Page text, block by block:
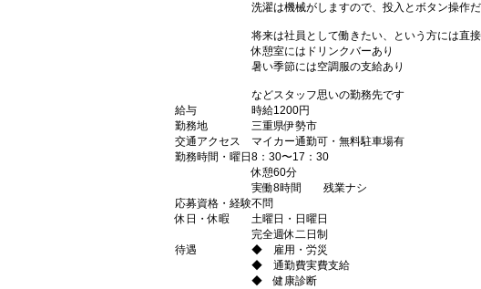
洗濯は機械がしますので、投入とボタン操作
将来は社員として働きたい、という方には直
休憩室にはドリンクバーあり
暑い季節には空調服の支給あり
などスタッフ思いの勤務先です
給与
時給1200円
勤務地
三重県伊勢市
交通アクセス
マイカー通勤可・無料駐車場有
勤務時間・曜日 8：30〜17：30
休憩60分
実働8時間 残業ナシ
応募資格・経験不問
休日・休暇
土曜日・日曜日
完全週休二日制
待遇
◆ 雇用・労災
◆ 通勤費実費支給
◆ 健康診断